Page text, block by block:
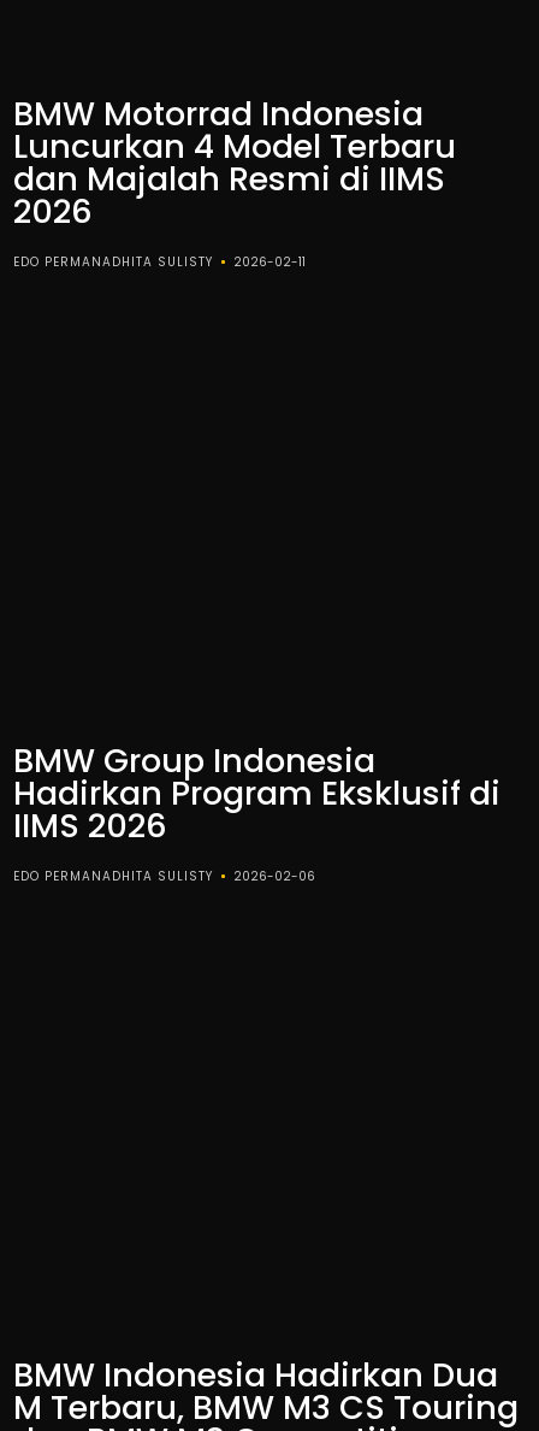
BMW Motorrad Indonesia
Luncurkan 4 Model Terbaru
dan Majalah Resmi di IIMS
2026
EDO PERMANADHITA SULISTY 2026-02-11
BMW Group Indonesia
Hadirkan Program Eksklusif di
IIMS 2026
EDO PERMANADHITA SULISTY 2026-02-06
BMW Indonesia Hadirkan Dua
M Terbaru, BMW M3 CS Touring